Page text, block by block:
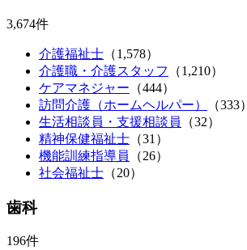
3,674件
介護福祉士 （1,578）
介護職・介護スタッフ
（1,210）
ケアマネジャー （444）
訪問介護（ホームヘルパー）
（333）
生活相談員・支援相談員
（32）
精神保健福祉士 （31）
機能訓練指導員
（26）
社会福祉士 （20）
歯科
196件